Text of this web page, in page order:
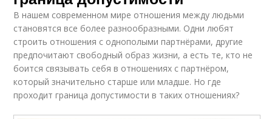
В нашем современном мире отношения между людьми
становятся все более разнообразными. Одни любят
строить отношения с однополыми партнёрами, другие
предпочитают свободный образ жизни, а есть те, кто не
боится связывать себя в отношениях с партнёром,
который значительно старше или младше. Но где
проходит граница допустимости в таких отношениях?